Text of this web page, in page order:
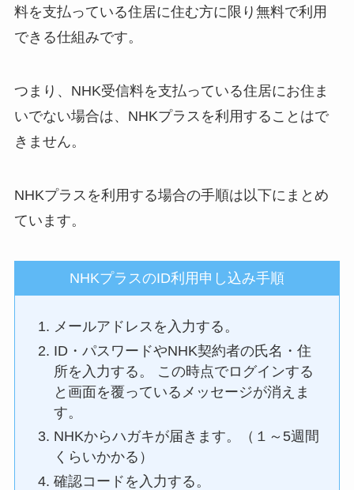
料を支払っている住居に住む方に限り無料で利用
できる仕組みです。
つまり、NHK受信料を支払っている住居にお住ま
いでない場合は、NHKプラスを利用することはで
きません。
NHKプラスを利用する場合の手順は以下にまとめ
ています。
NHKプラスのID利用申し込み手順
メールアドレスを入力する。
ID・パスワードやNHK契約者の氏名・住
所を入力する。 この時点でログインする
と画面を覆っているメッセージが消えま
す。
NHKからハガキが届きます。（１～5週間
くらいかかる）
確認コードを入力する。